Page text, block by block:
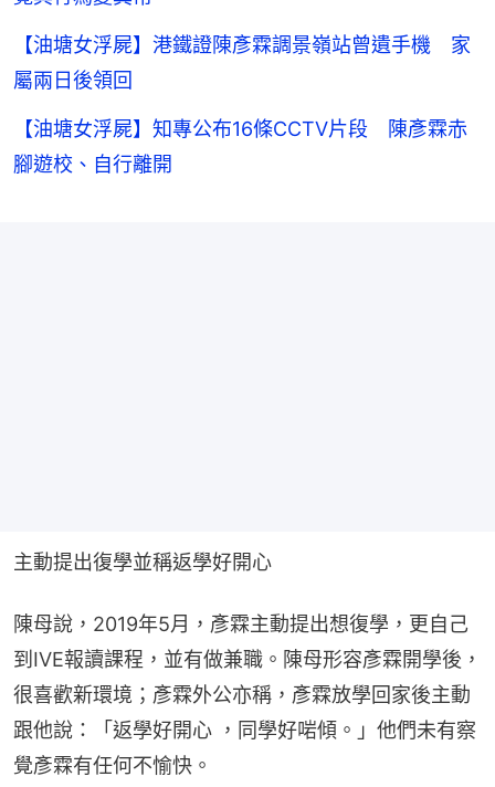
【油塘女浮屍】港鐵證陳彥霖調景嶺站曾遺手機 家
屬兩日後領回
【油塘女浮屍】知專公布16條CCTV片段 陳彥霖赤
腳遊校、自行離開
主動提出復學並稱返學好開心
陳母說，2019年5月，彥霖主動提出想復學，更自己
到IVE報讀課程，並有做兼職。陳母形容彥霖開學後，
很喜歡新環境；彥霖外公亦稱，彥霖放學回家後主動
跟他說：「返學好開心 ，同學好啱傾。」他們未有察
覺彥霖有任何不愉快。